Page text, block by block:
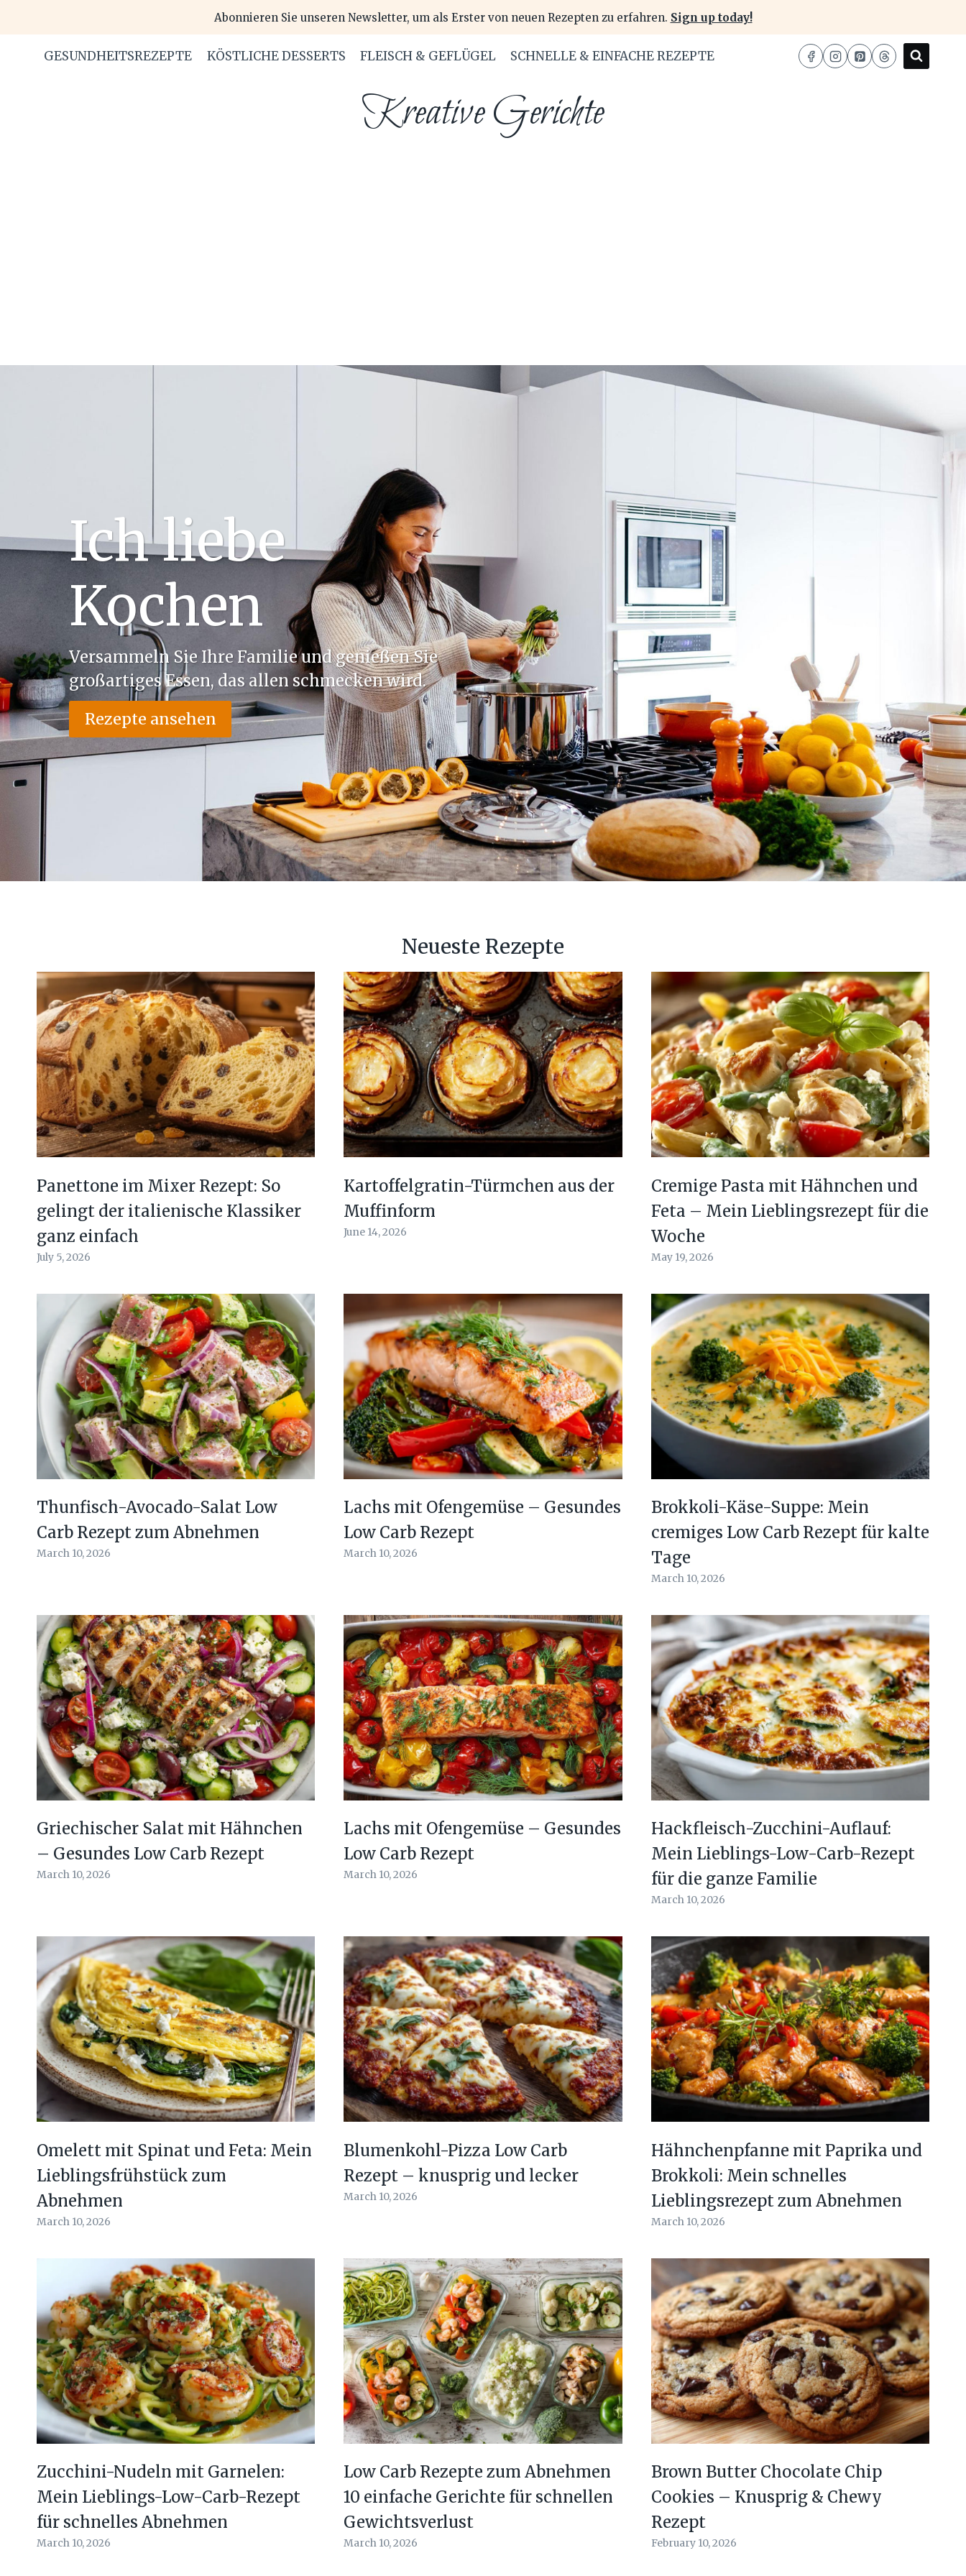
content
Abonnieren Sie unseren Newsletter, um als Erster von neuen Rezepten zu erfahren. Sign up today!
GESUNDHEITSREZEPTE KÖSTLICHE DESSERTS FLEISCH & GEFLÜGEL SCHNELLE & EINFACHE REZEPTE
Kreative Gerichte
Ich liebe
Kochen
Versammeln Sie Ihre Familie und genießen Sie
großartiges Essen, das allen schmecken wird.
Rezepte ansehen
Neueste Rezepte
Panettone im Mixer Rezept: So
gelingt der italienische Klassiker
ganz einfach
July 5, 2026
Kartoffelgratin-Türmchen aus der
Muffinform
June 14, 2026
Cremige Pasta mit Hähnchen und
Feta – Mein Lieblingsrezept für die
Woche
May 19, 2026
Thunfisch-Avocado-Salat Low
Carb Rezept zum Abnehmen
March 10, 2026
Lachs mit Ofengemüse – Gesundes
Low Carb Rezept
March 10, 2026
Brokkoli-Käse-Suppe: Mein
cremiges Low Carb Rezept für kalte
Tage
March 10, 2026
Griechischer Salat mit Hähnchen
– Gesundes Low Carb Rezept
March 10, 2026
Lachs mit Ofengemüse – Gesundes
Low Carb Rezept
March 10, 2026
Hackfleisch-Zucchini-Auflauf:
Mein Lieblings-Low-Carb-Rezept
für die ganze Familie
March 10, 2026
Omelett mit Spinat und Feta: Mein
Lieblingsfrühstück zum
Abnehmen
March 10, 2026
Blumenkohl-Pizza Low Carb
Rezept – knusprig und lecker
March 10, 2026
Hähnchenpfanne mit Paprika und
Brokkoli: Mein schnelles
Lieblingsrezept zum Abnehmen
March 10, 2026
Zucchini-Nudeln mit Garnelen:
Mein Lieblings-Low-Carb-Rezept
für schnelles Abnehmen
March 10, 2026
Low Carb Rezepte zum Abnehmen
10 einfache Gerichte für schnellen
Gewichtsverlust
March 10, 2026
Brown Butter Chocolate Chip
Cookies – Knusprig & Chewy
Rezept
February 10, 2026